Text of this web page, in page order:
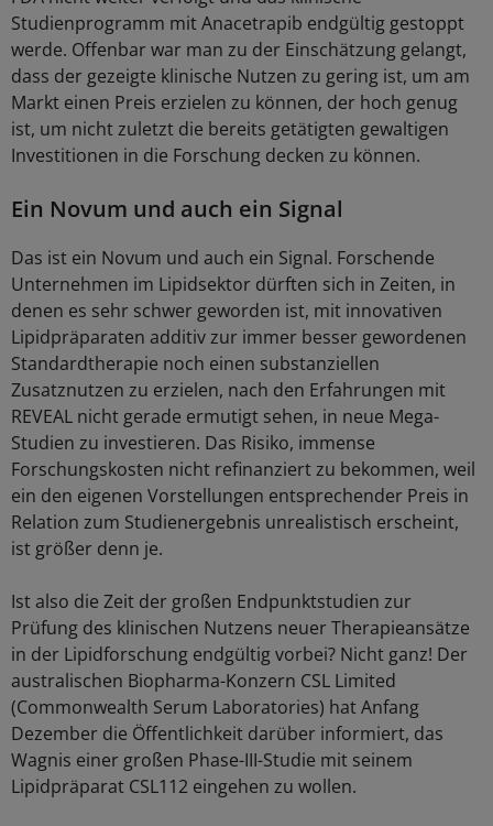
Studienprogramm mit Anacetrapib endgültig gestoppt
werde. Offenbar war man zu der Einschätzung gelangt,
dass der gezeigte klinische Nutzen zu gering ist, um am
Markt einen Preis erzielen zu können, der hoch genug
ist, um nicht zuletzt die bereits getätigten gewaltigen
Investitionen in die Forschung decken zu können.
Ein Novum und auch ein Signal
Das ist ein Novum und auch ein Signal. Forschende
Unternehmen im Lipidsektor dürften sich in Zeiten, in
denen es sehr schwer geworden ist, mit innovativen
Lipidpräparaten additiv zur immer besser gewordenen
Standardtherapie noch einen substanziellen
Zusatznutzen zu erzielen, nach den Erfahrungen mit
REVEAL nicht gerade ermutigt sehen, in neue Mega-
Studien zu investieren. Das Risiko, immense
Forschungskosten nicht refinanziert zu bekommen, weil
ein den eigenen Vorstellungen entsprechender Preis in
Relation zum Studienergebnis unrealistisch erscheint,
ist größer denn je.
Ist also die Zeit der großen Endpunktstudien zur
Prüfung des klinischen Nutzens neuer Therapieansätze
in der Lipidforschung endgültig vorbei? Nicht ganz! Der
australischen Biopharma-Konzern CSL Limited
(Commonwealth Serum Laboratories) hat Anfang
Dezember die Öffentlichkeit darüber informiert, das
Wagnis einer großen Phase-III-Studie mit seinem
Lipidpräparat CSL112 eingehen zu wollen.